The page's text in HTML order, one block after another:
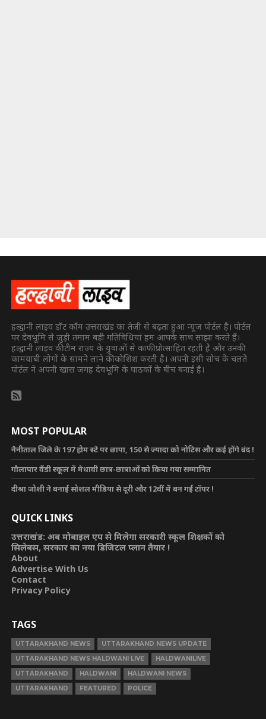
हल्द्वानी लाइव डॉट कॉम उत्तराखंड का तेजी से बढ़ता हुआ न्यूज पोर्टल है। पोर्टल
पर देवभूमि से जुड़ी तमाम बड़ी गतिविधियां हम आपके साथ साझा करते हैं।
हल्द्वानी लाइव की टीम राज्य के युवाओं से काफी प्रोत्साहित रहती है और उनकी
कामयाबी लोगों के सामने लाने की कोशिश करती है। अपनी इसी सोच के चलते
पोर्टल ने अपनी खास जगह देवभूमि के पाठकों के बीच बनाई है।
MOST POPULAR
नैनीताल जिले के 197 होम स्टे पर छापा, 150 से ज्यादा को नोटिस और कई होंगे बंद !
गौलापार वैंडी स्कूल में मेधावी छात्र-छात्राओं को किया गया सम्मानित
दीश्रा जोशी ने बनाई सोशल मीडिया से दूरी और 12वीं में बन गई टॉपर !
QUICK LINKS
उत्तराखंड: अब मोबाइल एप से मिलेगा सरकारी स्कूल शिक्षकों को
सिलेबस, सरकार का नया डिजिटल प्लान तैयार !
About
Advertise With Us
Contact
Privacy Policy
TAGS
UTTARAKHAND NEWS
UTTARAKHAND NEWS UPDATE
UTTARAKHAND NEWS HALDWANI LIVE
HALDWANILIVE
UTTARAKHAND
HALDWANI
HALDWANI NEWS
UTTARAKHAND
FEATURED POLICE